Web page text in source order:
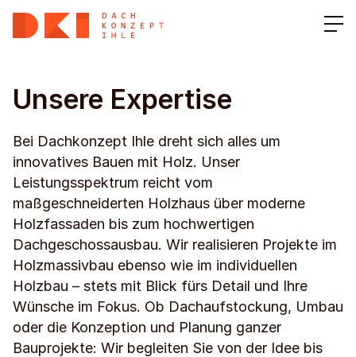
Unsere Expertise
Bei Dachkonzept Ihle dreht sich alles um
innovatives Bauen mit Holz. Unser
Leistungsspektrum reicht vom
maßgeschneiderten Holzhaus über moderne
Holzfassaden bis zum hochwertigen
Dachgeschossausbau. Wir realisieren Projekte im
Holzmassivbau ebenso wie im individuellen
Holzbau – stets mit Blick fürs Detail und Ihre
Wünsche im Fokus. Ob Dachaufstockung, Umbau
oder die Konzeption und Planung ganzer
Bauprojekte: Wir begleiten Sie von der Idee bis